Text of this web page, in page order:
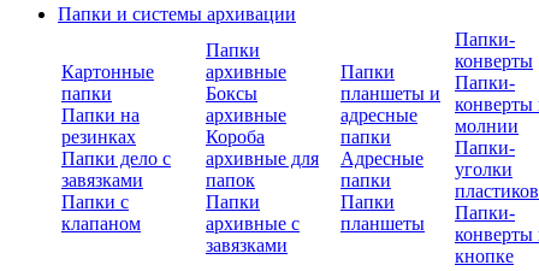
Папки и системы архивации
Картонные
папки
Папки на
резинках
Папки дело с
завязками
Папки с
клапаном
Папки
архивные
Боксы
архивные
Короба
архивные для
папок
Папки
архивные с
завязками
Папки
планшеты и
адресные
папки
Адресные
папки
Папки
планшеты
Папки-
конверты
Папки-
конверты
молнии
Папки-
уголки
Папки-
конверты
кнопке